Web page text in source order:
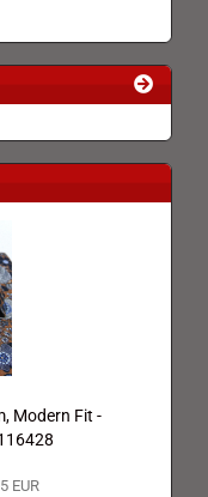
Modern Fit -
EUR